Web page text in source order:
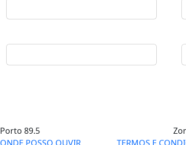
Porto 89.5